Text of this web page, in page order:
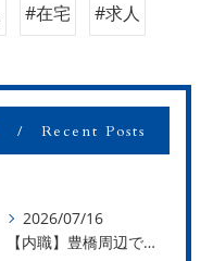
#在宅 #求人
Recent Posts
2026/07/16
【内職】豊橋周辺で内職のお仕事を探している方募集中！【お仕事の内容】